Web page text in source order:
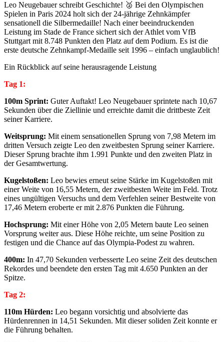
Leo Neugebauer schreibt Geschichte! 🥈 Bei den Olympischen
Spielen in Paris 2024 holt sich der 24-jährige Zehnkämpfer
sensationell die Silbermedaille! Nach einer beeindruckenden
Leistung im Stade de France sichert sich der Athlet vom VfB
Stuttgart mit 8.748 Punkten den Platz auf dem Podium. Es ist die
erste deutsche Zehnkampf-Medaille seit 1996 – einfach unglaublich!
Ein Rückblick auf seine herausragende Leistung
Tag 1:
100m Sprint: Guter Auftakt! Leo Neugebauer sprintete nach 10,67
Sekunden über die Ziellinie und erreichte damit die drittbeste Zeit
seiner Karriere.
Weitsprung: Mit einem sensationellen Sprung von 7,98 Metern im
dritten Versuch zeigte Leo den zweitbesten Sprung seiner Karriere.
Dieser Sprung brachte ihm 1.991 Punkte und den zweiten Platz in
der Gesamtwertung.
Kugelstoßen: Leo bewies erneut seine Stärke im Kugelstoßen mit
einer Weite von 16,55 Metern, der zweitbesten Weite im Feld. Trotz
eines ungültigen Versuchs und dem Verfehlen seiner Bestweite von
17,46 Metern eroberte er mit 2.876 Punkten die Führung.
Hochsprung: Mit einer Höhe von 2,05 Metern baute Leo seinen
Vorsprung weiter aus. Diese Höhe reichte, um seine Position zu
festigen und die Chance auf das Olympia-Podest zu wahren.
400m: In 47,70 Sekunden verbesserte Leo seine Zeit des deutschen
Rekordes und beendete den ersten Tag mit 4.650 Punkten an der
Spitze.
Tag 2:
110m Hürden: Leo begann vorsichtig und absolvierte das
Hürdenrennen in 14,51 Sekunden. Mit dieser soliden Zeit konnte er
die Führung behalten.